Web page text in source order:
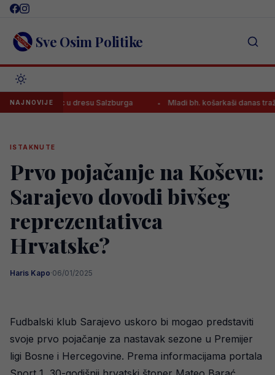
Skip
content Sve Osim Politike
NAJNOVIJEu dresu Salzburga Mladi bh. košarkaši danas traže
ISTAKNUTE
Prvo pojačanje na Koševu:
Sarajevo dovodi bivšeg
reprezentativca
Hrvatske?
Haris Kapo·06/01/2025
Fudbalski klub Sarajevo uskoro bi mogao predstaviti
svoje prvo pojačanje za nastavak sezone u Premijer
ligi Bosne i Hercegovine. Prema informacijama portala